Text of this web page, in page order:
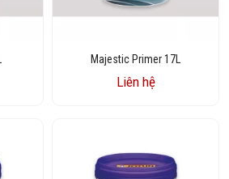
Majestic Primer 17L
Liên hệ